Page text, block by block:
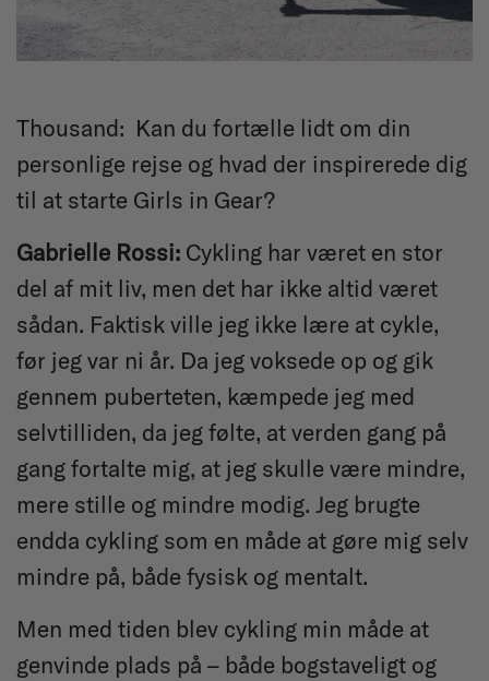
Thousand: Kan du fortælle lidt om din
personlige rejse og hvad der inspirerede dig
til at starte Girls in Gear?
Gabrielle Rossi: Cykling har været en stor
del af mit liv, men det har ikke altid været
sådan. Faktisk ville jeg ikke lære at cykle,
før jeg var ni år. Da jeg voksede op og gik
gennem puberteten, kæmpede jeg med
selvtilliden, da jeg følte, at verden gang på
gang fortalte mig, at jeg skulle være mindre,
mere stille og mindre modig. Jeg brugte
endda cykling som en måde at gøre mig selv
mindre på, både fysisk og mentalt.
Men med tiden blev cykling min måde at
genvinde plads på – både bogstaveligt og